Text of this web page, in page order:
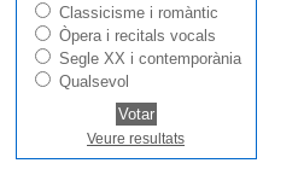
Classicisme i romàntic
Òpera i recitals vocals
Segle XX i contemporània
Qualsevol
Veure resultats